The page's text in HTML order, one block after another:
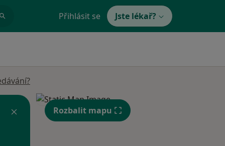
Přihlásit se Jste lékař?
Rozbalit mapu